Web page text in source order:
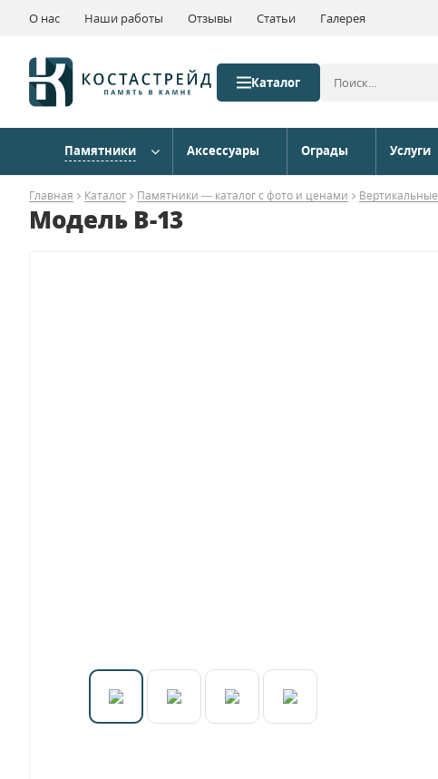
О нас Наши работы Отзывы Статьи Галерея
Каталог
Памятники Аксессуары Ограды Услуги
Главная Каталог Памятники — каталог с фото и ценами Вертикальные
Модель B-13